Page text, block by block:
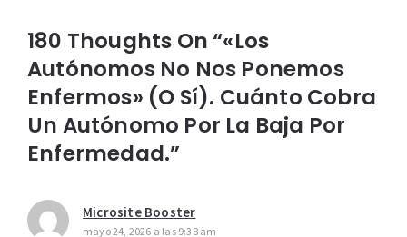
180 Thoughts On “«Los
Autónomos No Nos Ponemos
Enfermos» (o Sí). Cuánto Cobra
Un Autónomo Por La Baja Por
Enfermedad.”
Microsite Booster
mayo 24, 2026 a las 9:38 am